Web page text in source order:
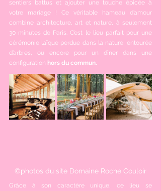
sentiers battus et ajouter une touche épicée à
votre mariage ! Ce véritable hameau d’amour
combine architecture, art et nature, à seulement
30 minutes de Paris. C’est le lieu parfait pour une
cérémonie laïque perdue dans la nature, entourée
d’arbres, ou encore pour un dîner dans une
configuration hors du commun.
©photos du site Domaine Roche Couloir
Grâce à son caractère unique, ce lieu se